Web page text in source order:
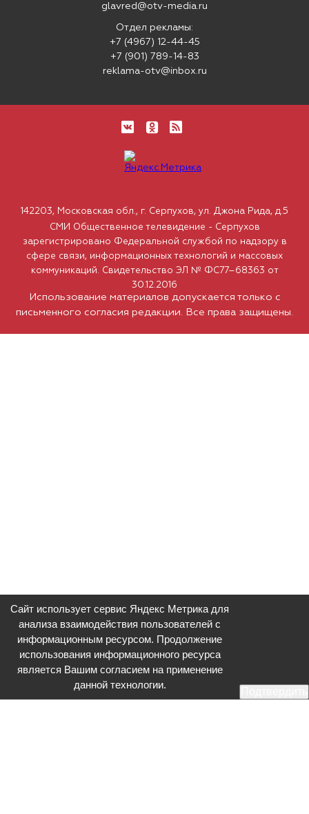
glavred@otv-media.ru
Отдел рекламы:
+7 (4967) 12-44-45
+7 (901) 789-14-83
reklama-otv@inbox.ru
Использование материалов допускается только с
письменного согласия редакции. Все права защищены.
142203, Московская обл., г. Серпухов, ул. Джона Рида, д.5
СМИ Общественное телевидение - Серпухов
зарегистрировано Федеральной службой по надзору в
сфере связи, информационных технологий и массовых
коммуникаций. Свидетельство ЭЛ № ФС77–68363 от
30.12.2016
Сайт использует сервис Яндекс Метрика для
анализа взаимодействия пользователей с
информационным ресурсом. Продолжение
использования информационного ресурса
является Вашим согласием на применение
данной технологии.